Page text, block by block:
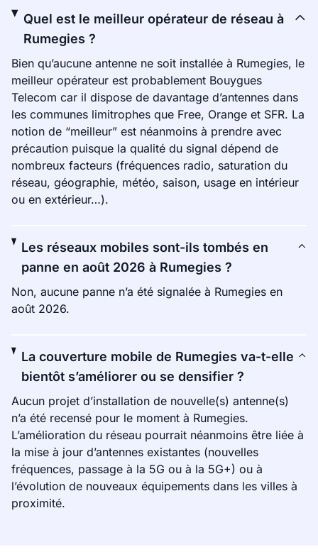
Quel est le meilleur opérateur de réseau à
Rumegies ?
Bien qu’aucune antenne ne soit installée à Rumegies, le
meilleur opérateur est probablement Bouygues
Telecom car il dispose de davantage d’antennes dans
les communes limitrophes que Free, Orange et SFR. La
notion de “meilleur” est néanmoins à prendre avec
précaution puisque la qualité du signal dépend de
nombreux facteurs (fréquences radio, saturation du
réseau, géographie, météo, saison, usage en intérieur
ou en extérieur…).
Les réseaux mobiles sont-ils tombés en
panne en août 2026 à Rumegies ?
Non, aucune panne n’a été signalée à Rumegies en
août 2026.
La couverture mobile de Rumegies va-t-elle
bientôt s’améliorer ou se densifier ?
Aucun projet d’installation de nouvelle(s) antenne(s)
n’a été recensé pour le moment à Rumegies.
L’amélioration du réseau pourrait néanmoins être liée à
la mise à jour d’antennes existantes (nouvelles
fréquences, passage à la 5G ou à la 5G+) ou à
l’évolution de nouveaux équipements dans les villes à
proximité.